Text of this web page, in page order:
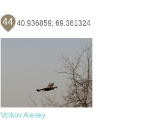
44 40.936859; 69.361324
Volkov Alexey